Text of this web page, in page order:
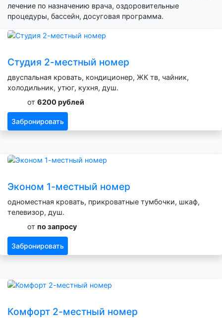
лечение по назначению врача, оздоровительные
процедуры, бассейн, досуговая программа.
Студия 2-местный номер
двуспальная кровать, кондиционер, ЖК тв, чайник,
холодильник, утюг, кухня, душ.
от 6200 рублей
Забронировать
Эконом 1-местный номер
одноместная кровать, прикроватные тумбочки, шкаф,
телевизор, душ.
от по запросу
Забронировать
Комфорт 2-местный номер